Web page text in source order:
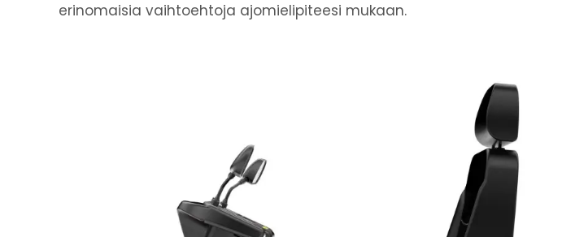
erinomaisia vaihtoehtoja ajomielipiteesi mukaan.